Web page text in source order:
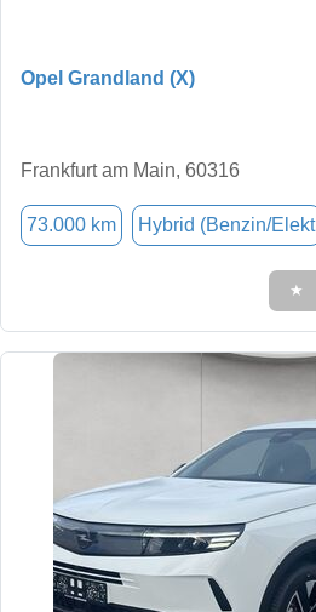
Opel Grandland (X)
Frankfurt am Main, 60316
73.000 km Hybrid (Benzin/Elekt
★